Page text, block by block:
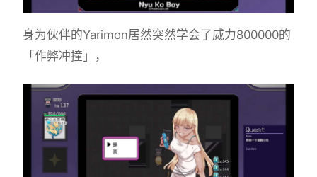
身为伙伴的Yarimon居然突然学会了威力800000的
「作弊冲撞」，